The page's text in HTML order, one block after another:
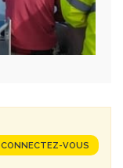
CONNECTEZ-VOUS